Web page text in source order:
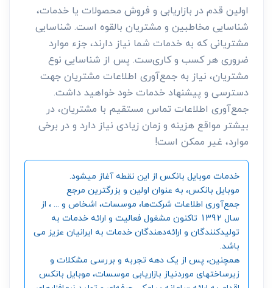
اولین قدم در بازاریابی و فروش محصولات یا خدمات،
شناسایی مخاطبین و مشتریان بالقوه است. شناسایی
مشتریانی که به خدمات شما نیاز دارند، جزء موارد
ضروری هر کسب و کاری‌ست. پس از شناسایی نوع
مشتریان، نیاز به جمع‌آوری اطلاعات مشتریان جهت
دسترسی و پیشنهاد خدمات خود خواهید داشت.
جمع‌آوری اطلاعات تماس مستقیم با مشتریان، در
بیشتر مواقع هزینه و زمان زیادی نیاز دارد و در برخی
موارد، غیر ممکن است!
خدمات موبایل بانکس از این نقطه آغاز میشود.
موبایل بانکس، به عنوان اولین و بزرگترین مرجع
جمع‌آوری اطلاعات شرکت‌ها، موسسات، اشخاص و ... ، از
سال 1392 تاکنون مشغول فعالیت و ارائه خدمات به
تولیدکنندگان و ارائه‌دهندگان خدمات به ایرانیان عزیز می
باشد.
همچنین، پس از یک دهه تجربه و بررسی مشکلات و
زیرساختهای موردنیاز بازاریابی موسسات، موبایل بانکس